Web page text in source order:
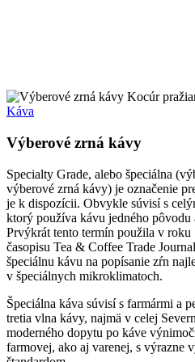
Káva
Výberové zrná kávy
Specialty Grade, alebo špeciálna
výberové zrná kávy) je označenie
je k dispozícii. Obvykle súvisí s
ktorý používa kávu jedného
Prvýkrát tento termín použila v
časopisu Tea & Coffee Trade
špeciálnu kávu na popísanie zŕn
v špeciálnych mikroklimatoch.
Špeciálna káva súvisí s farmármi a
tretia vlna kávy, najmä v celej
moderného dopytu po káve
farmovej, ako aj varenej, s výrazne